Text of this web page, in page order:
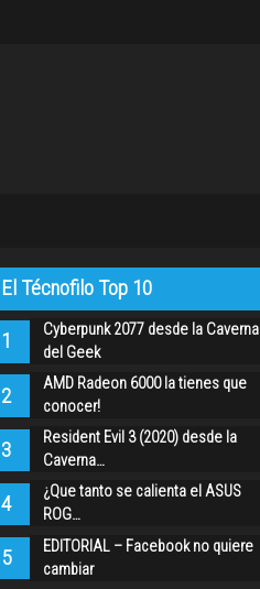
El Técnofilo Top 10
1
Cyberpunk 2077 desde la Caverna
del Geek
2
AMD Radeon 6000 la tienes que
conocer!
3
Resident Evil 3 (2020) desde la
Caverna…
4
¿Que tanto se calienta el ASUS
ROG…
5
EDITORIAL – Facebook no quiere
cambiar